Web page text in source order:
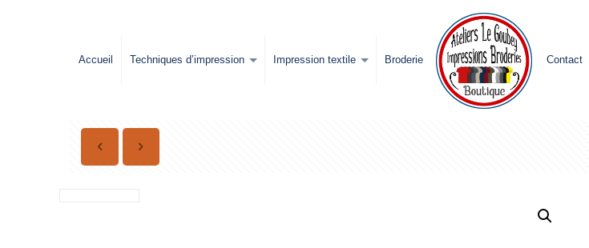
Accueil Techniques d’impression Impression textile Broderie Contact